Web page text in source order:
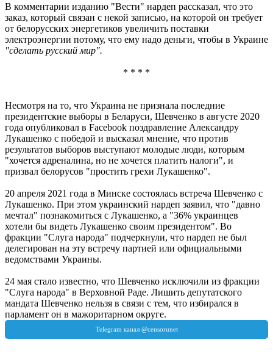
В комментарии изданию "Вести" нардеп рассказал, что это
заказ, который связан с некой записью, на которой он требует
от белорусских энергетиков увеличить поставки
электроэнергии потому, что ему надо деньги, чтобы в Украине
"сделать русский мир".
* * * *
Несмотря на то, что Украина не признала последние
президентские выборы в Беларуси, Шевченко в августе 2020
года опубликовал в Facebook поздравление Александру
Лукашенко с победой и высказал мнение, что против
результатов выборов выступают молодые люди, которым
"хочется адреналина, но не хочется платить налоги", и
призвал белорусов "простить грехи Лукашенко".
20 апреля 2021 года в Минске состоялась встреча Шевченко с
Лукашенко. При этом украинский нардеп заявил, что "давно
мечтал" познакомиться с Лукашенко, а "36% украинцев
хотели бы видеть Лукашенко своим президентом". Во
фракции "Слуга народа" подчеркнули, что нардеп не был
делегирован на эту встречу партией или официальными
ведомствами Украины.
24 мая стало известно, что Шевченко исключили из фракции
"Слуга народа" в Верховной Раде. Лишить депутатского
мандата Шевченко нельзя в связи с тем, что избирался в
парламент он в мажоритарном округе.